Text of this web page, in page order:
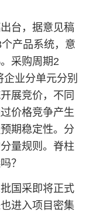
台，据意见稿
产品系统，意
采购周期2
业分单元分别
展竞价，不同
价格竞争产生
期稳定性。分
量规则。脊柱
？
国采即将正式
进入项目密集